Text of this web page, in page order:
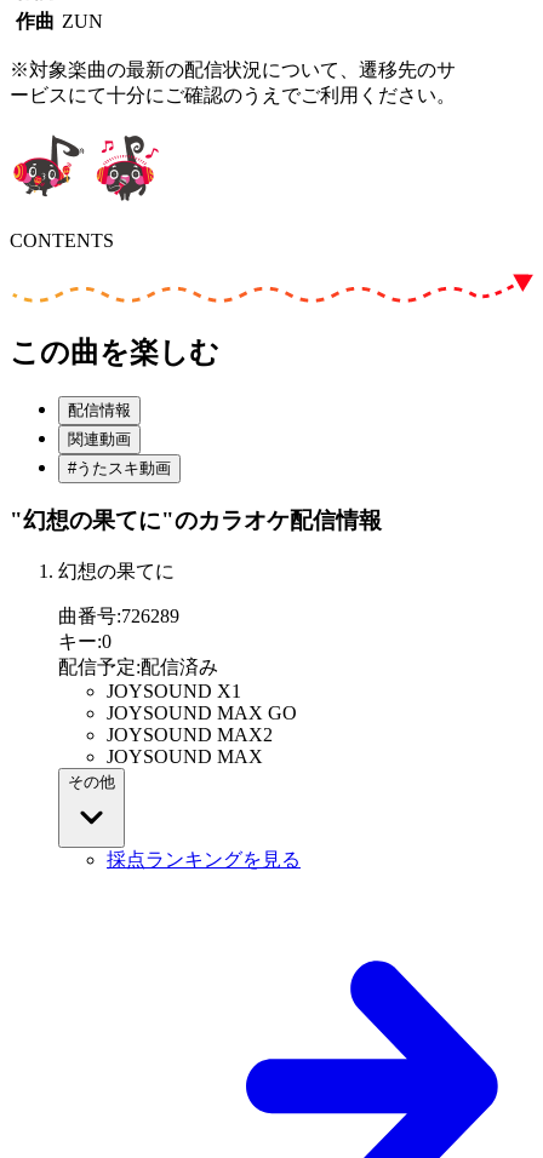
作曲 ZUN
※対象楽曲の最新の配信状況について、遷移先のサ
ービスにて十分にご確認のうえでご利用ください。
CONTENTS
この曲を楽しむ
配信情報
関連動画
#うたスキ動画
"幻想の果てに"のカラオケ配信情報
幻想の果てに
曲番号:726289
キー:0
配信予定:配信済み
JOYSOUND X1
JOYSOUND MAX GO
JOYSOUND MAX2
JOYSOUND MAX
その他
採点ランキングを見る